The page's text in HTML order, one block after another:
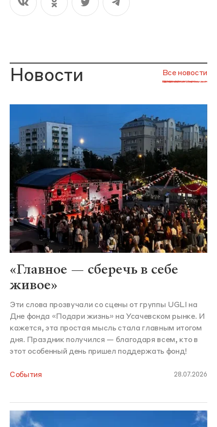
Новости Все новости
«Главное — сберечь в себе
живое»
Эти слова прозвучали со сцены от группы UGLI на
Дне фонда «Подари жизнь» на Усачевском рынке. И
кажется, эта простая мысль стала главным итогом
дня. Праздник получился — благодаря всем, кто в
этот особенный день пришел поддержать фонд!
События 28.07.2026